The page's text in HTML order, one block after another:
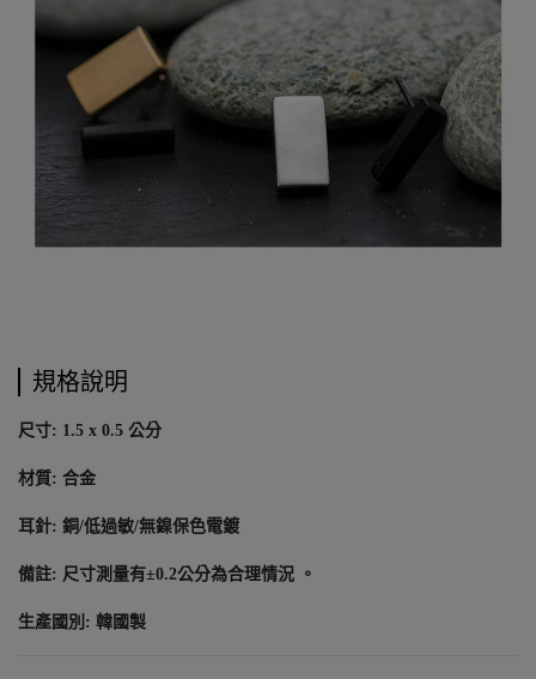
規格說明
尺寸: 1.5 x 0.5 公分
材質: 合金
耳針: 銅/低過敏/無鎳​保色電鍍
備註: 尺寸測量有±0.2公分為合理情況 。
生產國別: 韓國製